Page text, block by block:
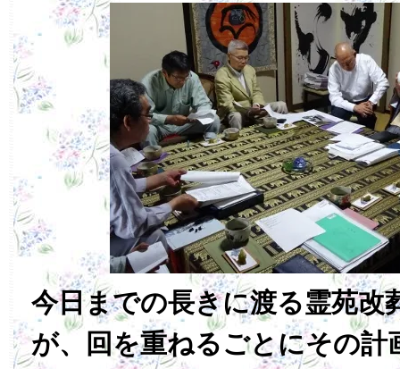
今日までの長きに渡る霊苑改
が、回を重ねるごとにその計